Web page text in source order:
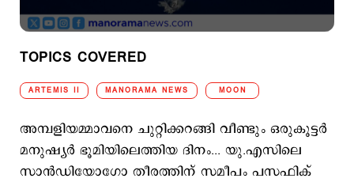
TOPICS COVERED
ARTEMIS II MANORAMA NEWS MOON
അമ്പളിയമ്മാവനെ ചുറ്റിക്കറങ്ങി വീണ്ടും ഒരുകൂട്ടര്‍
മനുഷ്യര്‍ ഭൂമിയിലെത്തിയ ദിനം... യു.എസിലെ
സാന്‍ഡിയോഗോ തീരത്തിന് സമീപം പസഫിക്